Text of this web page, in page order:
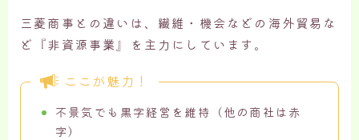
三菱商事との違いは、繊維・機会などの海外貿易な
ど『非資源事業』を主力にしています。
ここが魅力！
不景気でも黒字経営を維持（他の商社は赤
字）